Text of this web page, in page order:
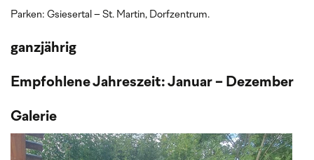
Parken: Gsiesertal – St. Martin, Dorfzentrum.
ganzjährig
Empfohlene Jahreszeit: Januar - Dezember
Galerie